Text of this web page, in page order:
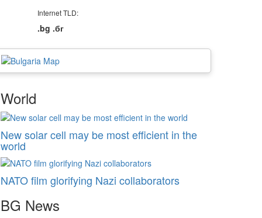
Internet TLD:
.bg .бг
World
New solar cell may be most efficient in the
world
NATO film glorifying Nazi collaborators
BG News